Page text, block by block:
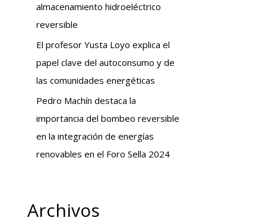
almacenamiento hidroeléctrico
reversible
El profesor Yusta Loyo explica el
papel clave del autoconsumo y de
las comunidades energéticas
Pedro Machín destaca la
importancia del bombeo reversible
en la integración de energías
renovables en el Foro Sella 2024
Archivos